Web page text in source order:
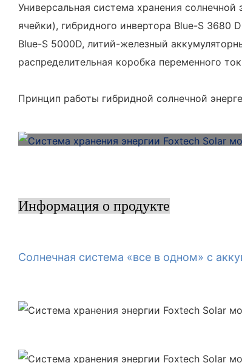
Универсальная система хранения
ячейки), гибридного инвертора Blue-S 3680
Blue-S 5000D, литий-железный
распределительная коробка переменного
Принцип работы гибридной солнечной
Информация о продукте
Солнечная система «все в одном» с